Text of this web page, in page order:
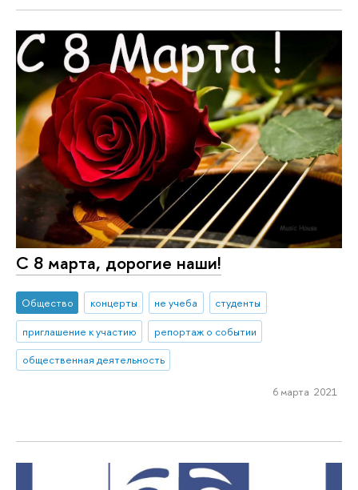
С 8 марта, дорогие наши!
Общество концерты не учеба
студенты
приглашение к участию
репортаж о событии
общественная деятельность
6 марта 2021